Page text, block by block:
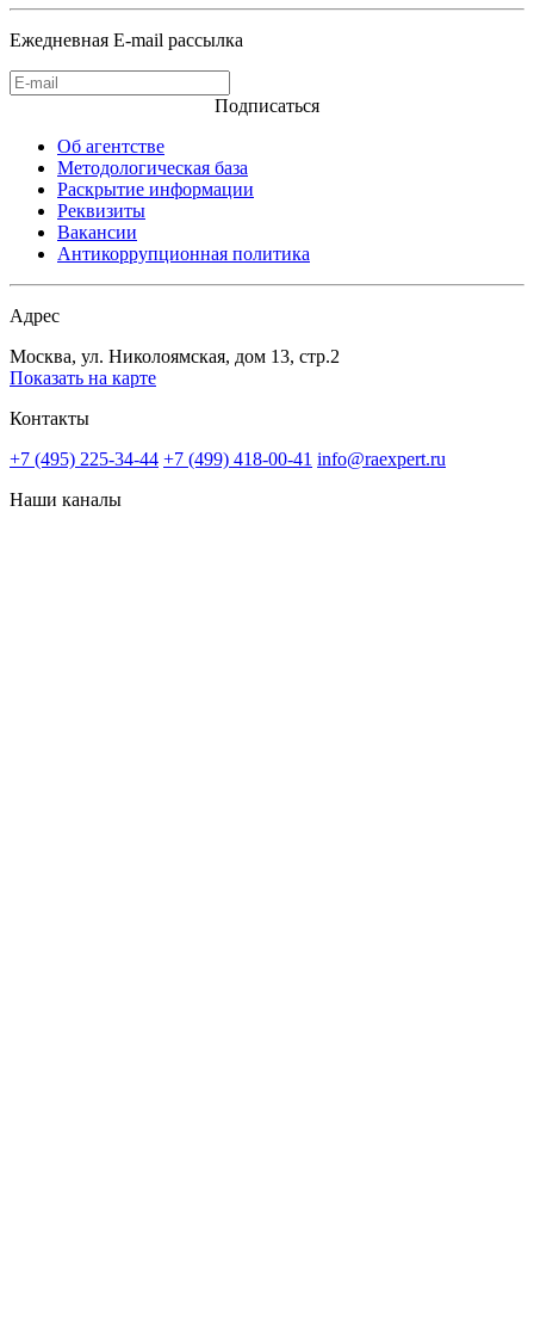
Ежедневная E-mail рассылка
Подписаться
Об агентстве
Методологическая база
Раскрытие информации
Реквизиты
Вакансии
Антикоррупционная политика
Адрес
Москва, ул. Николоямская, дом 13, стр.2
Показать на карте
Контакты
+7 (495) 225-34-44 +7 (499) 418-00-41 info@raexpert.ru
Наши каналы